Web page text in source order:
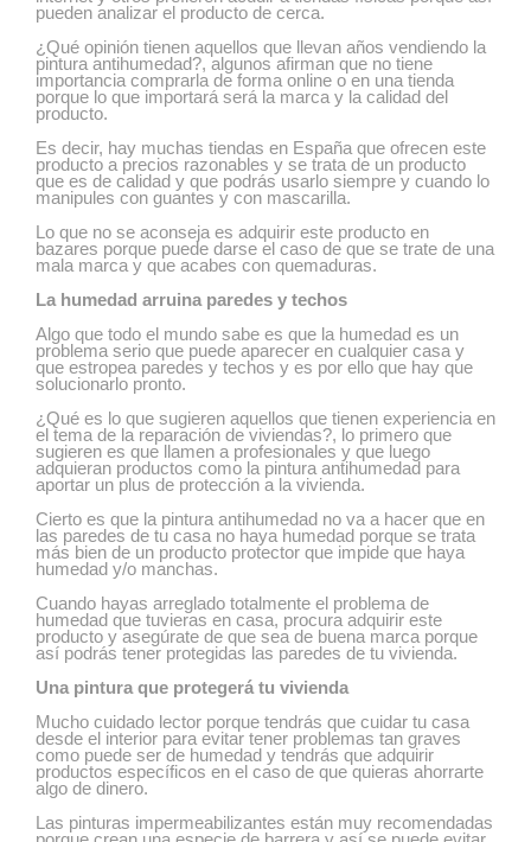
pueden analizar el producto de cerca.
¿Qué opinión tienen aquellos que llevan años vendiendo la
pintura antihumedad?, algunos afirman que no tiene
importancia comprarla de forma online o en una tienda
porque lo que importará será la marca y la calidad del
producto.
Es decir, hay muchas tiendas en España que ofrecen este
producto a precios razonables y se trata de un producto
que es de calidad y que podrás usarlo siempre y cuando lo
manipules con guantes y con mascarilla.
Lo que no se aconseja es adquirir este producto en
bazares porque puede darse el caso de que se trate de una
mala marca y que acabes con quemaduras.
La humedad arruina paredes y techos
Algo que todo el mundo sabe es que la humedad es un
problema serio que puede aparecer en cualquier casa y
que estropea paredes y techos y es por ello que hay que
solucionarlo pronto.
¿Qué es lo que sugieren aquellos que tienen experiencia en
el tema de la reparación de viviendas?, lo primero que
sugieren es que llamen a profesionales y que luego
adquieran productos como la pintura antihumedad para
aportar un plus de protección a la vivienda.
Cierto es que la pintura antihumedad no va a hacer que en
las paredes de tu casa no haya humedad porque se trata
más bien de un producto protector que impide que haya
humedad y/o manchas.
Cuando hayas arreglado totalmente el problema de
humedad que tuvieras en casa, procura adquirir este
producto y asegúrate de que sea de buena marca porque
así podrás tener protegidas las paredes de tu vivienda.
Una pintura que protegerá tu vivienda
Mucho cuidado lector porque tendrás que cuidar tu casa
desde el interior para evitar tener problemas tan graves
como puede ser de humedad y tendrás que adquirir
productos específicos en el caso de que quieras ahorrarte
algo de dinero.
Las pinturas impermeabilizantes están muy recomendadas